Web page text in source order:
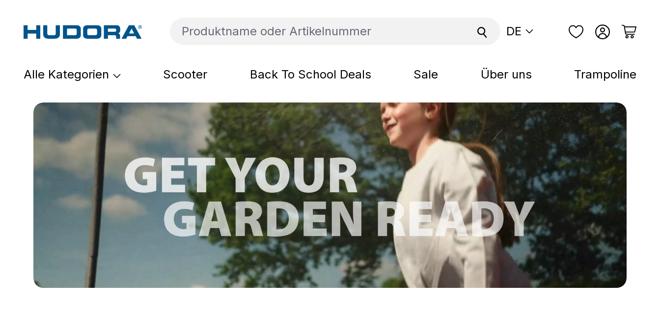
DE
Alle Kategorien Scooter Back To School Deals Sale Über uns Trampoline